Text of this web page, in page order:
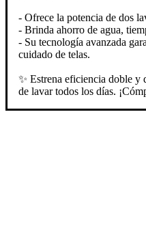
- Ofrece la potencia de dos
- Brinda ahorro de agua,
- Su tecnología avanzada
cuidado de telas.
✨ Estrena eficiencia doble y
de lavar todos los días.